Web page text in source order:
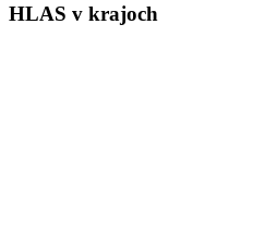
HLAS v krajoch